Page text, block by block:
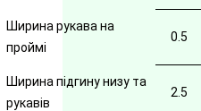
Ширина рукава на
проймі
0.5
Ширина підгину низу та
рукавів
2.5